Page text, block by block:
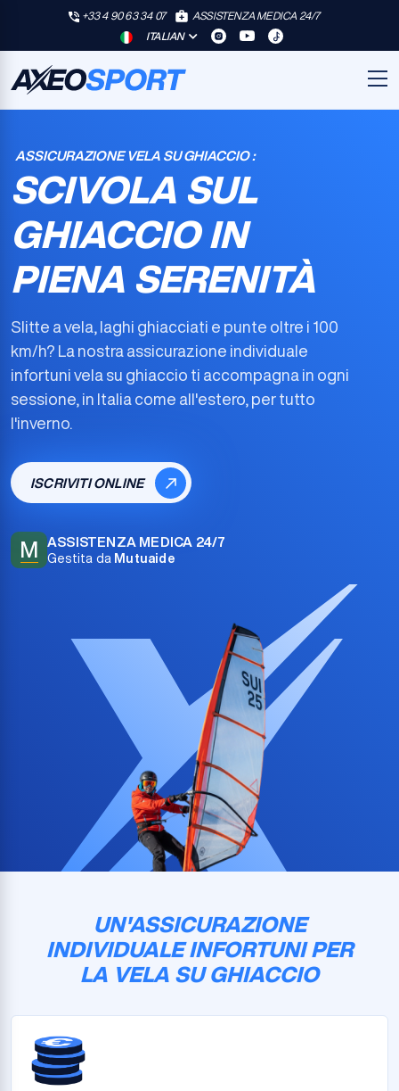
+33 4 90 63 34 07
ASSISTENZA MEDICA 24/7
ITALIAN
ASSICURAZIONE VELA SU GHIACCIO :
SCIVOLA SUL
GHIACCIO IN
PIENA SERENITÀ
Slitte a vela, laghi ghiacciati e punte oltre i 100
km/h? La nostra assicurazione individuale
infortuni vela su ghiaccio ti accompagna in ogni
sessione, in Italia come all'estero, per tutto
l'inverno.
ISCRIVITI ONLINE
M ASSISTENZA MEDICA 24/7
Gestita da Mutuaide
UN'ASSICURAZIONE
INDIVIDUALE INFORTUNI PER
LA VELA SU GHIACCIO